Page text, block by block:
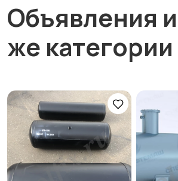
Объявления
же категории